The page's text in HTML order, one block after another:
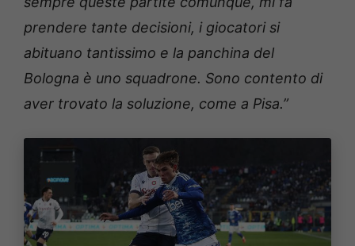
prendere tante decisioni, i giocatori si
abituano tantissimo e la panchina del
Bologna è uno squadrone. Sono contento di
aver trovato la soluzione, come a Pisa.”